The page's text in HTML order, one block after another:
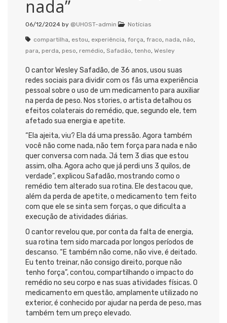
nada”
06/12/2024 by @UHOST-admin Notícias
compartilha, estou, experiência, força, fraco, nada, não,
para, perda, peso, remédio, Safadão, tenho, Wesley
O cantor Wesley Safadão, de 36 anos, usou suas
redes sociais para dividir com os fãs uma experiência
pessoal sobre o uso de um medicamento para auxiliar
na perda de peso. Nos stories, o artista detalhou os
efeitos colaterais do remédio, que, segundo ele, tem
afetado sua energia e apetite.
“Ela ajeita, viu? Ela dá uma pressão. Agora também
você não come nada, não tem força para nada e não
quer conversa com nada. Já tem 3 dias que estou
assim, olha. Agora acho que já perdi uns 3 quilos, de
verdade”, explicou Safadão, mostrando como o
remédio tem alterado sua rotina. Ele destacou que,
além da perda de apetite, o medicamento tem feito
com que ele se sinta sem forças, o que dificulta a
execução de atividades diárias.
O cantor revelou que, por conta da falta de energia,
sua rotina tem sido marcada por longos períodos de
descanso. “E também não come, não vive, é deitado.
Eu tento treinar, não consigo direito, porque não
tenho força”, contou, compartilhando o impacto do
remédio no seu corpo e nas suas atividades físicas. O
medicamento em questão, amplamente utilizado no
exterior, é conhecido por ajudar na perda de peso, mas
também tem um preço elevado.